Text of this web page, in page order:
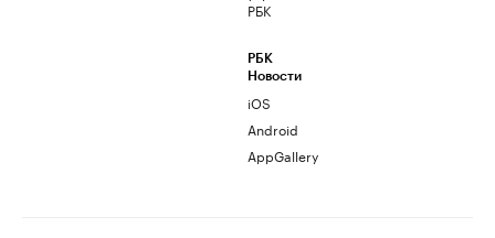
РБК
РБК
Новости
iOS
Android
AppGallery